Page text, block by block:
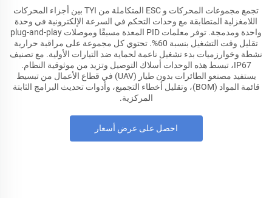
تجمع مجموعات المحركات و ESC المتكاملة من TYI بين أجزاء المحركات
اللامغزلية المتطابقة مع وحدات التحكم في السرعة الإلكترونية في وحدة
واحدة ومدمجة. توفر معلمات PID المعدة مسبقًا وموصلات plug-and-play
تقليل وقت التشغيل بنسبة 60%. تحتوي كل مجموعة على مراقبة حرارية
نشطة وخوارزميات بدء تشغيل ناعمة لحماية ضد التيارات الأولية. مع تصنيف
IP67، تبسط هذه الوحدات أسلاك التوصيل وتزيد من موثوقية النظام.
يستفيد مصنعو الطائرات بدون طيار (UAV) في قطاع الأعمال من تبسيط
قائمة المواد (BOM)، وتقليل أخطاء التجميع، وأدوات تحديث البرامج الثابتة
المركزية.
احصل على عرض أسعار